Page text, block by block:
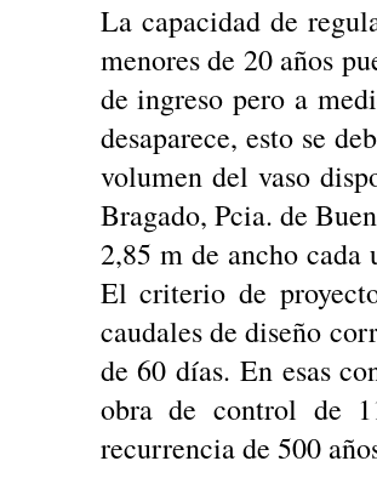
La capacidad de
menores de 20 años
de ingreso pero a
desaparece, esto se
volumen del vaso
Bragado, Pcia. de
2,85 m de ancho cada
El criterio de
caudales de diseño
de 60 días. En esas
obra de control de
recurrencia de 500